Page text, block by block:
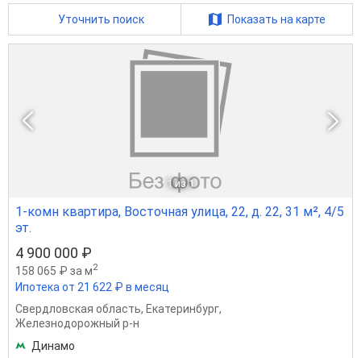
Уточнить поиск Показать на карте
1 из 1
1-комн квартира, Восточная улица, 22, д. 22, 31 м², 4/5
эт.
4 900 000 ₽
158 065 ₽ за м2
Ипотека от 21 622 ₽ в месяц
Свердловская область, Екатеринбург,
Железнодорожный р-н
Динамо